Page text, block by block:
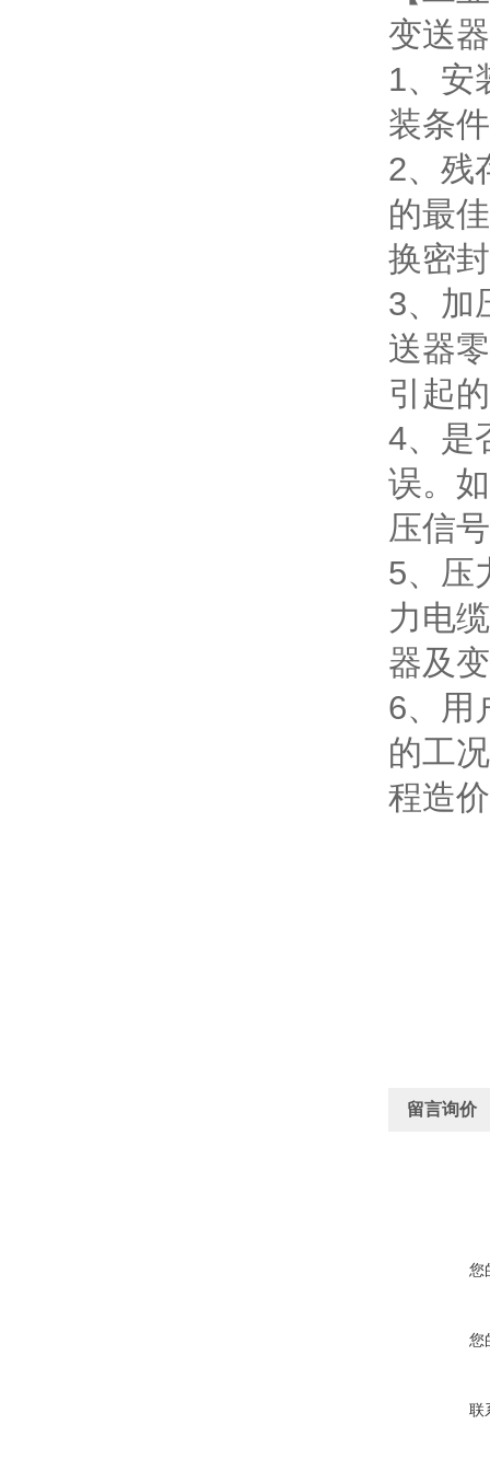
变送
1、安
装条
2、残
的最
换密
3、加
送器
引起
4、是
误。
压信
5、压
力电
器及
6、用
的工
程造
留言询价
您
您
联